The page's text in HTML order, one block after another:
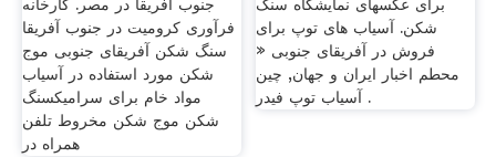
جنوب آفریقا در مصر. کارخانه
فرآوری کرومیت در جنوب آفریقا
سنگ شکن آفریقای جنوبی موج
شکن مورد استفاده در آسیاب
مواد خام برای سرامیکسنگ
شکن موج شکن مخروط تلفن
همراه در
برای عکسهای نمایشگاه سنگ
شکن. آسیاب های توپ برای
فروش در آفریقای جنوبی «
محطم اخبار ايران و جهان, چین
آسیاب توپ فیدر .